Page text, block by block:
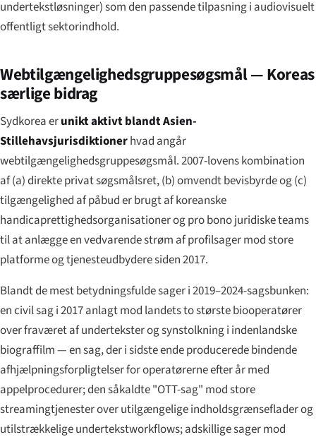
undertekstløsninger) som den passende tilpasning i audiovisuelt
offentligt sektorindhold.
Webtilgængeligheds­gruppesøgsmål — Koreas
særlige bidrag
Sydkorea erunikt aktivt blandt Asien-
Stillehavs­jurisdiktionerhvad angår
webtilgængeligheds­gruppesøgsmål. 2007-lovens kombination
af (a) direkte privat søgsmålsret, (b) omvendt bevisbyrde og (c)
tilgængelighed af påbud er brugt af koreanske
handicaprettigheds­organisationer og pro bono juridiske teams
til at anlægge en vedvarende strøm af profilsager mod store
platforme og tjenesteudbydere siden 2017.
Blandt de mest betydningsfulde sager i 2019–2024-sagsbunken:
en civil sag i 2017 anlagt mod landets to største biooperatører
over fraværet af undertekster og synstolkning i indenlandske
biograffilm — en sag, der i sidste ende producerede bindende
afhjælpnings­forpligtelser for operatørerne efter år med
appel­procedurer; den såkaldte "OTT-sag" mod store
streaming­tjenester over utilgængelige indholdsgrænseflader og
utilstrækkelige undertekst­workflows; adskillige sager mod